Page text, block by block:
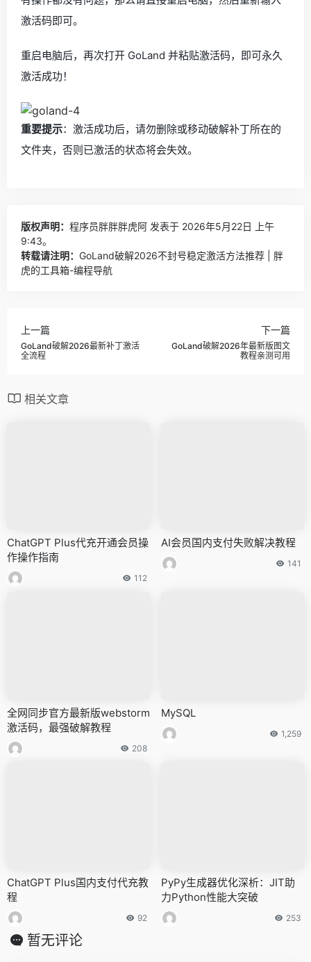
激活码即可。
重启电脑后，再次打开 GoLand 并粘贴激活码，即可永久
激活成功！
重要提示：激活成功后，请勿删除或移动破解补丁所在的
文件夹，否则已激活的状态将会失效。
版权声明： 程序员胖胖胖虎阿 发表于 2026年5月22日 上午
9:43。
转载请注明： GoLand破解2026不封号稳定激活方法推荐 | 胖
虎的工具箱-编程导航
上一篇
GoLand破解2026最新补丁激活
全流程
下一篇
GoLand破解2026年最新版图文
教程亲测可用
相关文章
ChatGPT Plus代充开通会员操
作操作指南
112
AI会员国内支付失败解决教程
141
全网同步官方最新版webstorm
激活码，最强破解教程
208
MySQL
1,259
ChatGPT Plus国内支付代充教
程
92
PyPy生成器优化深析：JIT助
力Python性能大突破
253
暂无评论